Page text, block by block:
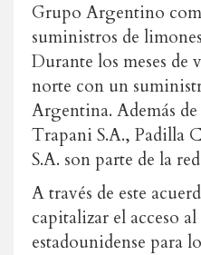
Grupo Argentino
suministros de
Durante los meses de
norte con un
Argentina. Además
Trapani S.A., Padilla
S.A. son parte de la
A través de este
capitalizar el acceso
estadounidense para